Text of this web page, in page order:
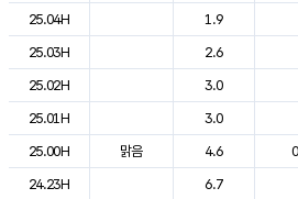
25.04H
1.9
25.03H
2.6
25.02H
3.0
25.01H
3.0
25.00H
맑음 4.6 0
24.23H
6.7